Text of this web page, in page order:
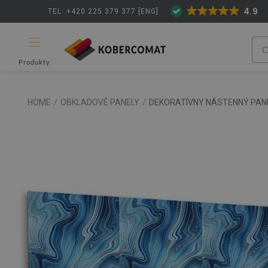
TEL: +420 225 379 377 [ENG] 4.9
Produkty
HOME / OBKLADOVÉ PANELY / DEKORATÍVNY NÁSTENNÝ